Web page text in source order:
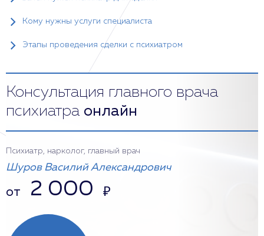
Кому нужны услуги специалиста
Этапы проведения сделки с психиатром
Консультация главного врача
психиатра онлайн
Психиатр, нарколог, главный врач
Шуров Василий Александрович
от 2 000 ₽